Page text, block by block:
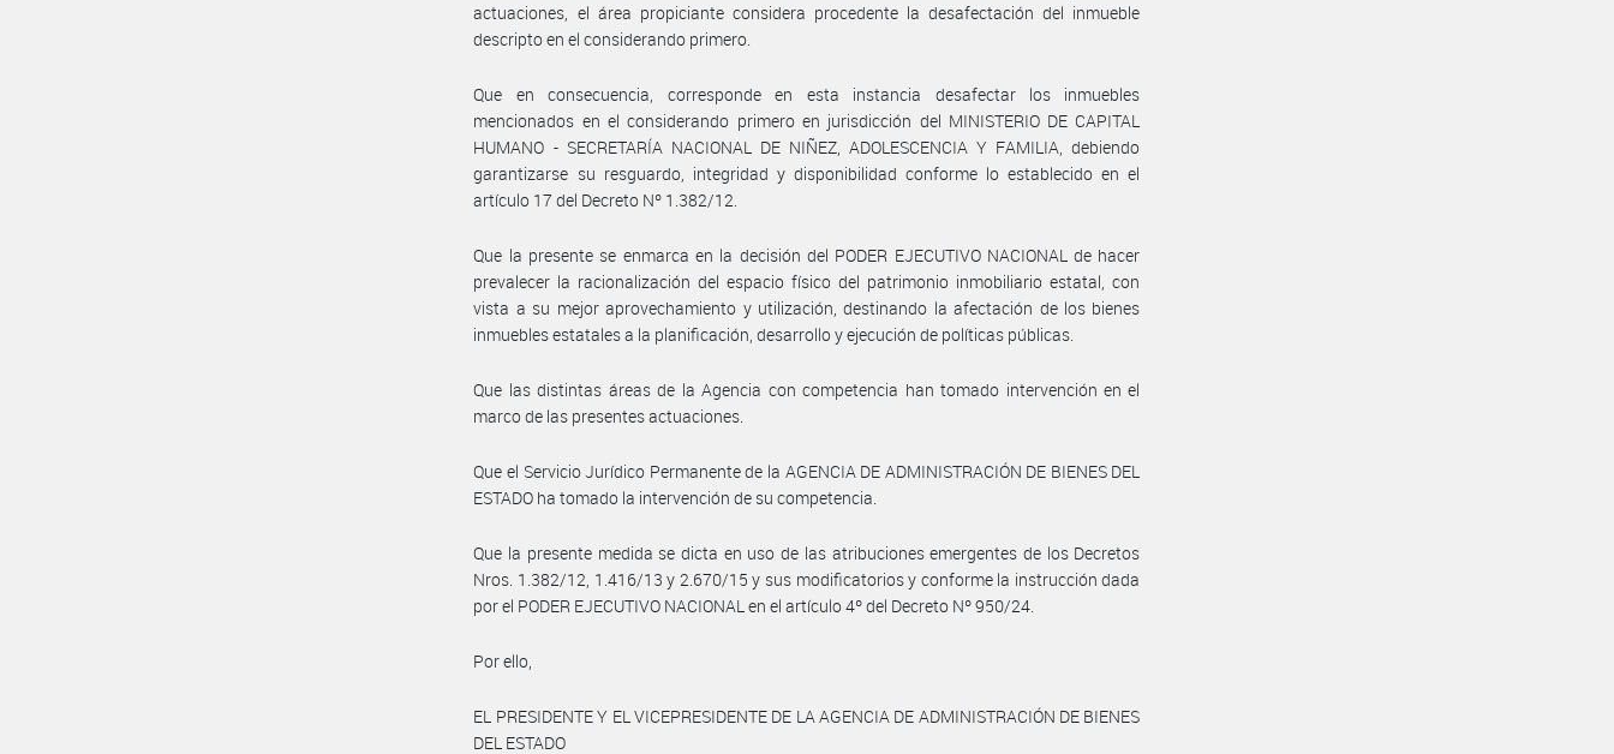
actuaciones, el área propiciante considera procedente la desafectación del inmueble
descripto en el considerando primero.
Que en consecuencia, corresponde en esta instancia desafectar los inmuebles
mencionados en el considerando primero en jurisdicción del MINISTERIO DE CAPITAL
HUMANO - SECRETARÍA NACIONAL DE NIÑEZ, ADOLESCENCIA Y FAMILIA, debiendo
garantizarse su resguardo, integridad y disponibilidad conforme lo establecido en el
artículo 17 del Decreto Nº 1.382/12.
Que la presente se enmarca en la decisión del PODER EJECUTIVO NACIONAL de hacer
prevalecer la racionalización del espacio físico del patrimonio inmobiliario estatal, con
vista a su mejor aprovechamiento y utilización, destinando la afectación de los bienes
inmuebles estatales a la planificación, desarrollo y ejecución de políticas públicas.
Que las distintas áreas de la Agencia con competencia han tomado intervención en el
marco de las presentes actuaciones.
Que el Servicio Jurídico Permanente de la AGENCIA DE ADMINISTRACIÓN DE BIENES DEL
ESTADO ha tomado la intervención de su competencia.
Que la presente medida se dicta en uso de las atribuciones emergentes de los Decretos
Nros. 1.382/12, 1.416/13 y 2.670/15 y sus modificatorios y conforme la instrucción dada
por el PODER EJECUTIVO NACIONAL en el artículo 4º del Decreto Nº 950/24.
Por ello,
EL PRESIDENTE Y EL VICEPRESIDENTE DE LA AGENCIA DE ADMINISTRACIÓN DE BIENES
DEL ESTADO